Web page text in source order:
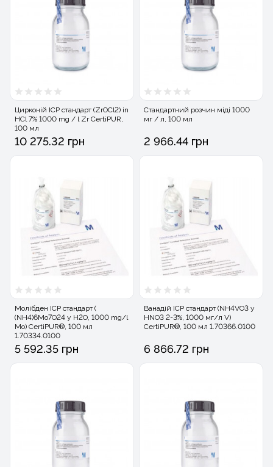
Цирконій ICP стандарт (ZrOCl2) in
HCl 7% 1000 mg / l Zr CertiPUR,
100 мл
10 275.32 грн
Стандартний розчин міді 1000
мг / л, 100 мл
2 966.44 грн
Молібден ICP стандарт (
(NH4)6Mo7O24 у H2O, 1000 mg/l
Mo) CertiPUR®, 100 мл
1.70334.0100
5 592.35 грн
Ванадій ICP стандарт (NH4VO3 у
HNO3 2-3%, 1000 мг/л V)
CertiPUR®, 100 мл 1.70366.0100
6 866.72 грн